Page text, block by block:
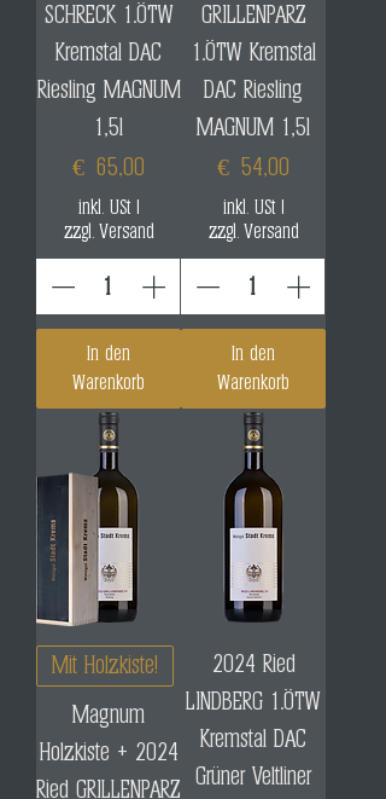
SCHRECK 1.ÖTW
Kremstal DAC
Riesling MAGNUM
1,5l
Preis
€ 65,00
inkl. USt|
zzgl. Versand
In den
Warenkorb
GRILLENPARZ
1.ÖTW Kremstal
DAC Riesling
MAGNUM 1,5l
Preis
€ 54,00
inkl. USt|
zzgl. Versand
In den
Warenkorb
Mit Holzkiste!
Magnum
Holzkiste + 2024
Ried GRILLENPARZ
2024 Ried
LINDBERG 1.ÖTW
Kremstal DAC
Grüner Veltliner